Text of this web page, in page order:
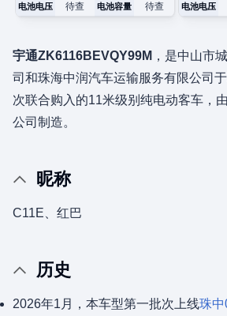
电池电压 待查 电池容量 待查 电池电压
宇通ZK6116BEVQY99M ，是中山市
司和珠海中润汽车运输服务有限公司
次联合购入的11米级别纯电动客车，
公司制造。
昵称
C11E、红巴
历史
2026年1月，本车型第一批次上线珠